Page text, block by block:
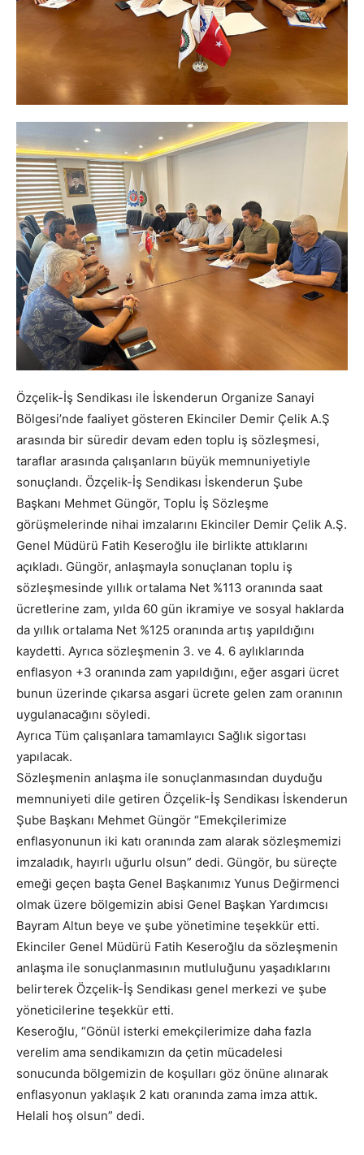
Özçelik-İş Sendikası ile İskenderun Organize Sanayi
Bölgesi’nde faaliyet gösteren Ekinciler Demir Çelik A.Ş
arasında bir süredir devam eden toplu iş sözleşmesi,
taraflar arasında çalışanların büyük memnuniyetiyle
sonuçlandı. Özçelik-İş Sendikası İskenderun Şube
Başkanı Mehmet Güngör, Toplu İş Sözleşme
görüşmelerinde nihai imzalarını Ekinciler Demir Çelik A.Ş.
Genel Müdürü Fatih Keseroğlu ile birlikte attıklarını
açıkladı. Güngör, anlaşmayla sonuçlanan toplu iş
sözleşmesinde yıllık ortalama Net %113 oranında saat
ücretlerine zam, yılda 60 gün ikramiye ve sosyal haklarda
da yıllık ortalama Net %125 oranında artış yapıldığını
kaydetti. Ayrıca sözleşmenin 3. ve 4. 6 aylıklarında
enflasyon +3 oranında zam yapıldığını, eğer asgari ücret
bunun üzerinde çıkarsa asgari ücrete gelen zam oranının
uygulanacağını söyledi.
Ayrıca Tüm çalışanlara tamamlayıcı Sağlık sigortası
yapılacak.
Sözleşmenin anlaşma ile sonuçlanmasından duyduğu
memnuniyeti dile getiren Özçelik-İş Sendikası İskenderun
Şube Başkanı Mehmet Güngör “Emekçilerimize
enflasyonunun iki katı oranında zam alarak sözleşmemizi
imzaladık, hayırlı uğurlu olsun” dedi. Güngör, bu süreçte
emeği geçen başta Genel Başkanımız Yunus Değirmenci
olmak üzere bölgemizin abisi Genel Başkan Yardımcısı
Bayram Altun beye ve şube yönetimine teşekkür etti.
Ekinciler Genel Müdürü Fatih Keseroğlu da sözleşmenin
anlaşma ile sonuçlanmasının mutluluğunu yaşadıklarını
belirterek Özçelik-İş Sendikası genel merkezi ve şube
yöneticilerine teşekkür etti.
Keseroğlu, “Gönül isterki emekçilerimize daha fazla
verelim ama sendikamızın da çetin mücadelesi
sonucunda bölgemizin de koşulları göz önüne alınarak
enflasyonun yaklaşık 2 katı oranında zama imza attık.
Helali hoş olsun” dedi.